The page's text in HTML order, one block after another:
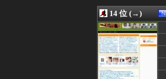
08/08 14:49
08/08 14:43
08/08 14:40
08/08 14:35
08/08 14:34
08/08 14:29
08/08 14:28
08/08 14:24
08/08 14:20
14 位 (→)